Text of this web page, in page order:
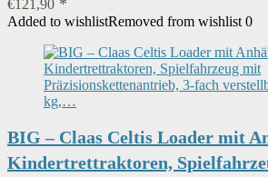
€121,90
Added to wishlistRemoved from wishlist 0
BIG – Claas Celtis Loader mit
Kindertrettraktoren,